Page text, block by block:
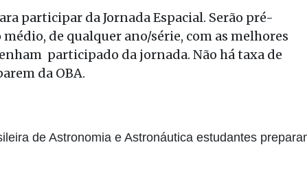
participar da Jornada Espacial. Serão pré-
de qualquer ano/série, com as melhores
participado da jornada. Não há taxa de
da OBA.